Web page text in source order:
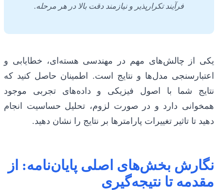
فرآیند تکرارپذیر و نیازمند دقت بالا در هر مرحله.
یکی از چالش‌های مهم در مهندسی هسته‌ای، خطایابی و
اعتبارسنجی مدل‌ها و نتایج است. اطمینان حاصل کنید که
نتایج شما با اصول فیزیکی و داده‌های تجربی موجود
همخوانی دارد و در صورت لزوم، تحلیل حساسیت انجام
دهید تا تاثیر تغییرات پارامترها بر نتایج را نشان دهید.
نگارش بخش‌های اصلی پایان‌نامه: از
مقدمه تا نتیجه‌گیری